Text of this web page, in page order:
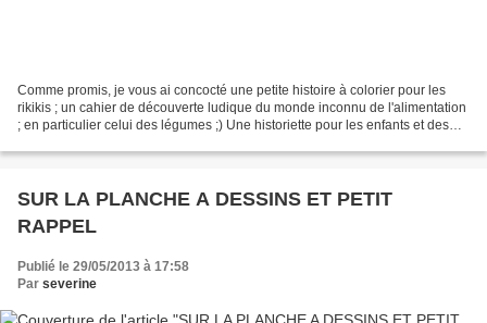
Comme promis, je vous ai concocté une petite histoire à colorier pour les
rikikis ; un cahier de découverte ludique du monde inconnu de l'alimentation
; en particulier celui des légumes ;) Une historiette pour les enfants et des
SUR LA PLANCHE A DESSINS ET PETIT
RAPPEL
Publié le 29/05/2013 à 17:58
Par severine